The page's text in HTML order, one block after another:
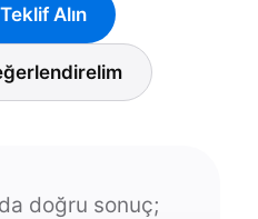
Alın
doğru sonuç;